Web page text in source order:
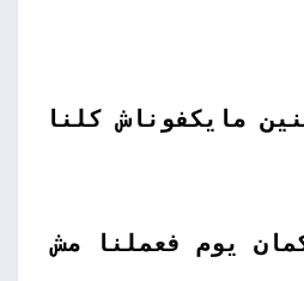
مايكفوناش كلنا
يوم فعملنا مش